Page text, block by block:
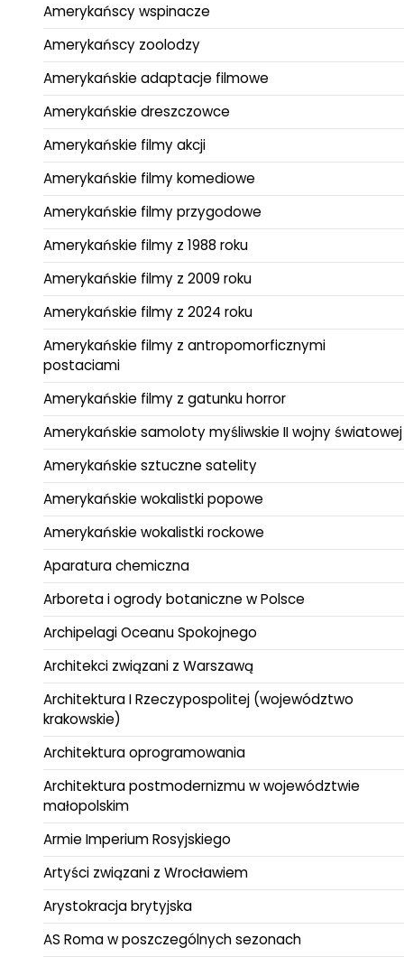
Amerykańscy wspinacze
Amerykańscy zoolodzy
Amerykańskie adaptacje filmowe
Amerykańskie dreszczowce
Amerykańskie filmy akcji
Amerykańskie filmy komediowe
Amerykańskie filmy przygodowe
Amerykańskie filmy z 1988 roku
Amerykańskie filmy z 2009 roku
Amerykańskie filmy z 2024 roku
Amerykańskie filmy z antropomorficznymi
postaciami
Amerykańskie filmy z gatunku horror
Amerykańskie samoloty myśliwskie II wojny światowej
Amerykańskie sztuczne satelity
Amerykańskie wokalistki popowe
Amerykańskie wokalistki rockowe
Aparatura chemiczna
Arboreta i ogrody botaniczne w Polsce
Archipelagi Oceanu Spokojnego
Architekci związani z Warszawą
Architektura I Rzeczypospolitej (województwo
krakowskie)
Architektura oprogramowania
Architektura postmodernizmu w województwie
małopolskim
Armie Imperium Rosyjskiego
Artyści związani z Wrocławiem
Arystokracja brytyjska
AS Roma w poszczególnych sezonach